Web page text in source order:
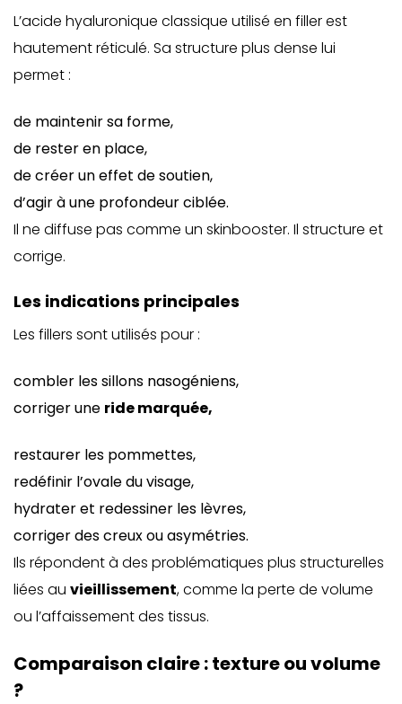
L’acide hyaluronique classique utilisé en filler est
hautement réticulé. Sa structure plus dense lui
permet :
de maintenir sa forme,
de rester en place,
de créer un effet de soutien,
d’agir à une profondeur ciblée.
Il ne diffuse pas comme un skinbooster. Il structure et
corrige.
Les indications principales
Les fillers sont utilisés pour :
combler les sillons nasogéniens,
corriger une ride marquée,
restaurer les pommettes,
redéfinir l’ovale du visage,
hydrater et redessiner les lèvres,
corriger des creux ou asymétries.
Ils répondent à des problématiques plus structurelles
liées au vieillissement, comme la perte de volume
ou l’affaissement des tissus.
Comparaison claire : texture ou volume
?